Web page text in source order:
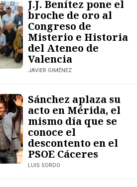
J.J. Benítez pone el
broche de oro al
Congreso de
Misterio e Historia
del Ateneo de
Valencia
JAVIER GIMÉNEZ
Sánchez aplaza su
acto en Mérida, el
mismo día que se
conoce el
descontento en el
PSOE Cáceres
LUIS SORDO